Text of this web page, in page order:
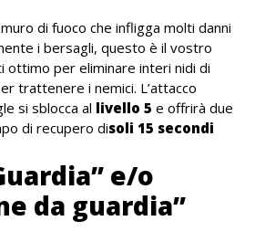
di fuoco che infligga molti danni
i bersagli, questo è il vostro
ottimo per eliminare interi nidi di
trattenere i nemici. L’attacco
si sblocca al livello 5 e offrirà due
di recupero disoli 15 secondi
e/o
da guardia”